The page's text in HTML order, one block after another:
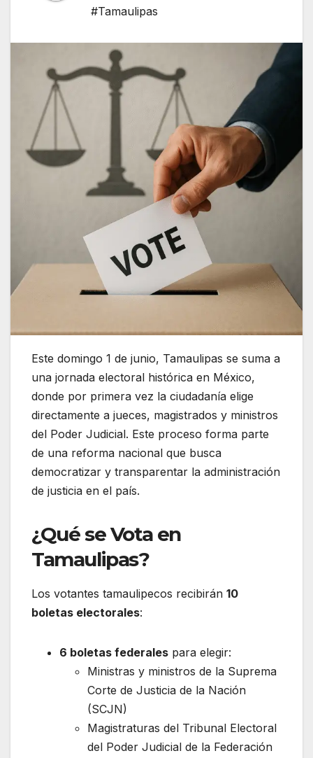
#Tamaulipas
Este domingo 1 de junio, Tamaulipas se suma a
una jornada electoral histórica en México,
donde por primera vez la ciudadanía elige
directamente a jueces, magistrados y ministros
del Poder Judicial. Este proceso forma parte
de una reforma nacional que busca
democratizar y transparentar la administración
de justicia en el país.
¿Qué se Vota en
Tamaulipas?
Los votantes tamaulipecos recibirán 10
boletas electorales:
6 boletas federales para elegir:
Ministras y ministros de la Suprema
Corte de Justicia de la Nación
(SCJN)
Magistraturas del Tribunal Electoral
del Poder Judicial de la Federación